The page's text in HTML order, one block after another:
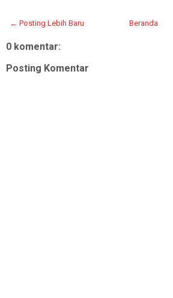
← Posting Lebih Baru Beranda
0 komentar:
Posting Komentar